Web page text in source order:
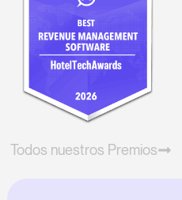
Todos nuestros Premios